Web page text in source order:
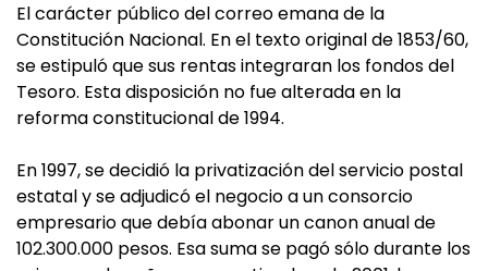
El carácter público del correo emana de la
Constitución Nacional. En el texto original de 1853/60,
se estipuló que sus rentas integraran los fondos del
Tesoro. Esta disposición no fue alterada en la
reforma constitucional de 1994.
En 1997, se decidió la privatización del servicio postal
estatal y se adjudicó el negocio a un consorcio
empresario que debía abonar un canon anual de
102.300.000 pesos. Esa suma se pagó sólo durante los